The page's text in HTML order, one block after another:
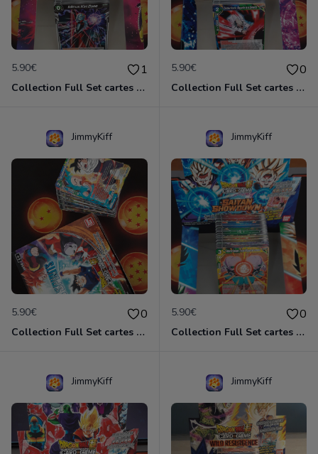
5.90€ 1
Collection Full Set cartes C/UC 90/90 BT4 Colossal Warfare / Dragon Ball Super Card Game
5.90€ 0
Collection Full Set cartes C/UC 90/90 BT8 Malicious Machination / Dragon Ball Super Card Game
JimmyKiff
5.90€ 0
Collection Full Set cartes C/UC 98/98 BT14 Cross Spirit / Dragon Ball Super Card Game
JimmyKiff
5.90€ 0
Collection Full Set cartes C/UC 98/98 BT15 Saiyan Showdown / Dragon Ball Super Card Game
JimmyKiff JimmyKiff